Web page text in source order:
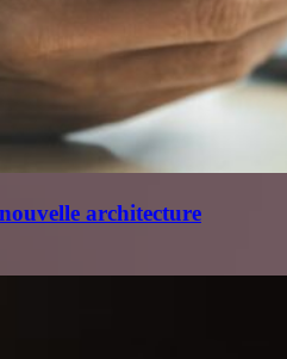
architecture